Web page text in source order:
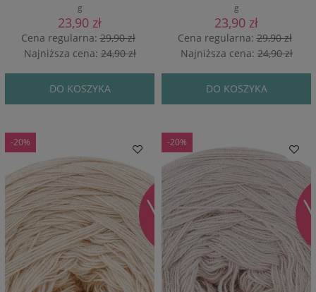
g
23,90 zł
Cena regularna:29,90 zł
Najniższa cena:24,90 zł
DO KOSZYKA
g
23,90 zł
Cena regularna:29,90 zł
Najniższa cena:24,90 zł
DO KOSZYKA
-20% -20%